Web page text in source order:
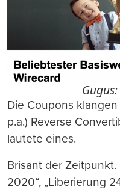
Die Coupons
p.a.) Reverse
lautete eines.
Brisant der Zeitpunkt.
2020“, „Liberierung